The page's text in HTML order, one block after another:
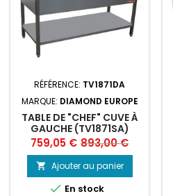
RÉFÉRENCE: TV1871DA
MARQUE: DIAMOND EUROPE
TABLE DE "CHEF" CUVE À
GAUCHE (TV1871SA)
Prix
759,05 € Prix
de
base
893,00 €
 Ajouter au panier
 En stock